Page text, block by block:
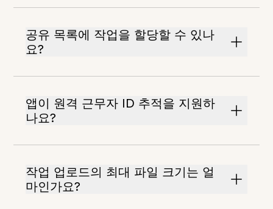
공유 목록에 작업을 할당할 수 있나
요?
앱이 원격 근무자 ID 추적을 지원하
나요?
작업 업로드의 최대 파일 크기는 얼
마인가요?